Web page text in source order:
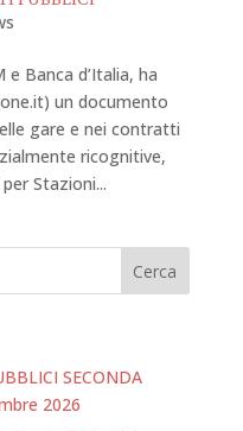
e Banca d’Italia, ha
un documento
gare e nei contratti
ricognitive,
Stazioni...
SECONDA
2026